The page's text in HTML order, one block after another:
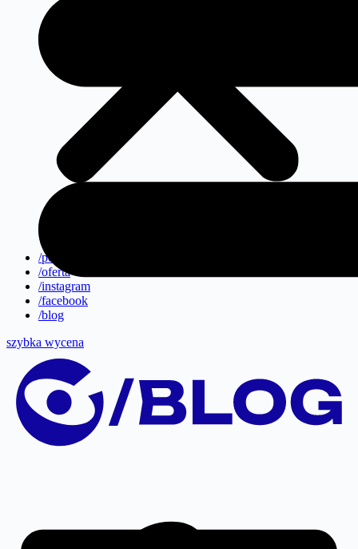
/portfolio
/oferta
/instagram
/facebook
/blog
szybka wycena